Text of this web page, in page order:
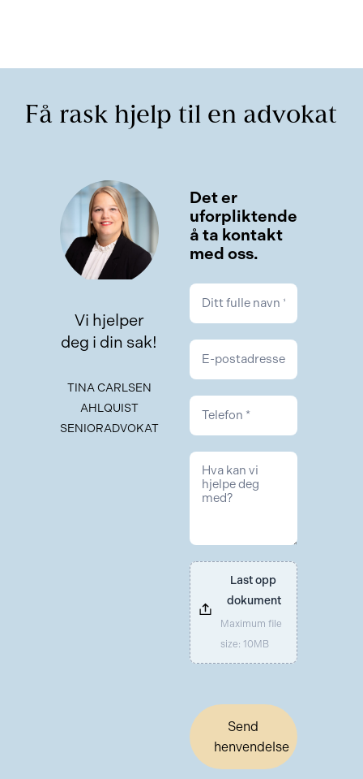
Få rask hjelp til en advokat
Vi hjelper
deg i din sak!
TINA CARLSEN
AHLQUIST
SENIORADVOKAT
Kontakt
Det er
uforpliktende
å ta kontakt
med oss.
Last opp
dokument
Maximum file
size: 10MB
Send
henvendelse